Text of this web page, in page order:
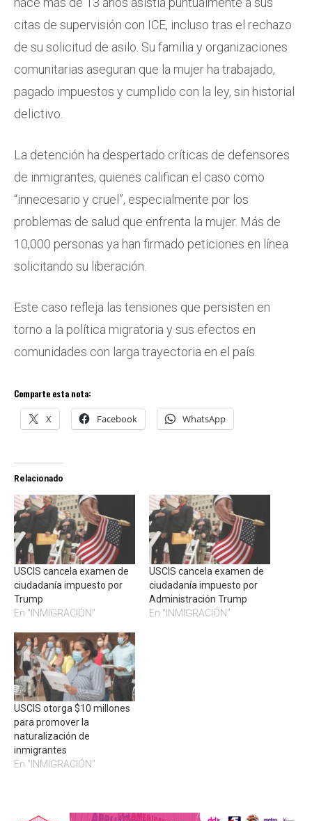
citas de supervisión con ICE, incluso tras el rechazo
de su solicitud de asilo. Su familia y organizaciones
comunitarias aseguran que la mujer ha trabajado,
pagado impuestos y cumplido con la ley, sin historial
delictivo.
La detención ha despertado críticas de defensores
de inmigrantes, quienes califican el caso como
“innecesario y cruel”, especialmente por los
problemas de salud que enfrenta la mujer. Más de
10,000 personas ya han firmado peticiones en línea
solicitando su liberación.
Este caso refleja las tensiones que persisten en
torno a la política migratoria y sus efectos en
comunidades con larga trayectoria en el país.
Comparte esta nota:
X Facebook WhatsApp
Relacionado
USCIS cancela examen de
ciudadanía impuesto por
Trump
En "INMIGRACIÓN"
USCIS cancela examen de
ciudadanía impuesto por
Administración Trump
En "INMIGRACIÓN"
USCIS otorga $10 millones
para promover la
naturalización de
inmigrantes
En "INMIGRACIÓN"